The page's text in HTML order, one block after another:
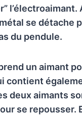
l’électroaimant.
se détache
du pendule.
un aimant
contient
deux aimants
se repousser.